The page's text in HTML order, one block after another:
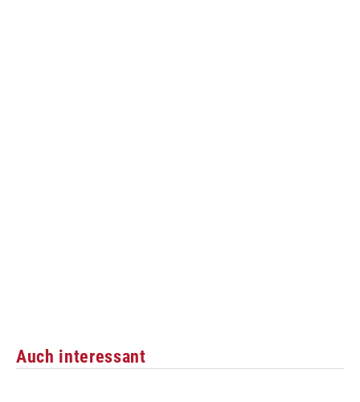
Auch interessant